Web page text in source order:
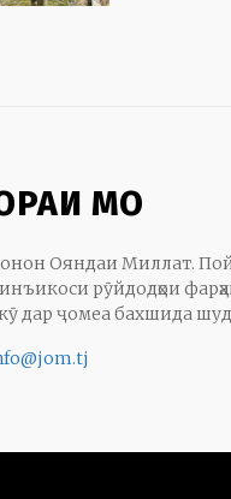
МО
Ояндаи Миллат.
рӯйдодҳои
дар ҷомеа бахшида